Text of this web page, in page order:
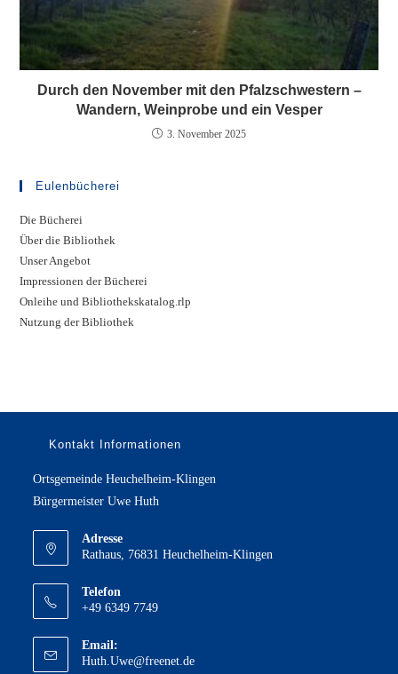
Durch den November mit den Pfalzschwestern –
Wandern, Weinprobe und ein Vesper
3. November 2025
Eulenbücherei
Die Bücherei
Über die Bibliothek
Unser Angebot
Impressionen der Bücherei
Onleihe und Bibliothekskatalog.rlp
Nutzung der Bibliothek
Kontakt Informationen
Ortsgemeinde Heuchelheim-Klingen
Bürgermeister Uwe Huth
Adresse
Rathaus, 76831 Heuchelheim-Klingen
Telefon
+49 6349 7749
Email:
Huth.Uwe@freenet.deOpens